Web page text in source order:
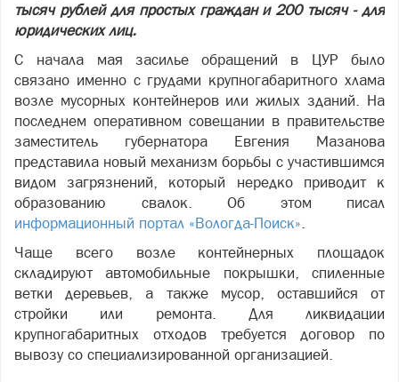
тысяч рублей для простых граждан и 200 тысяч - для
юридических лиц.
С начала мая засилье обращений в ЦУР было
связано именно с грудами крупногабаритного хлама
возле мусорных контейнеров или жилых зданий. На
последнем оперативном совещании в правительстве
заместитель губернатора Евгения Мазанова
представила новый механизм борьбы с участившимся
видом загрязнений, который нередко приводит к
образованию свалок. Об этом писал
информационный портал «Вологда-Поиск».
Чаще всего возле контейнерных площадок
складируют автомобильные покрышки, спиленные
ветки деревьев, а также мусор, оставшийся от
стройки или ремонта. Для ликвидации
крупногабаритных отходов требуется договор по
вывозу со специализированной организацией.